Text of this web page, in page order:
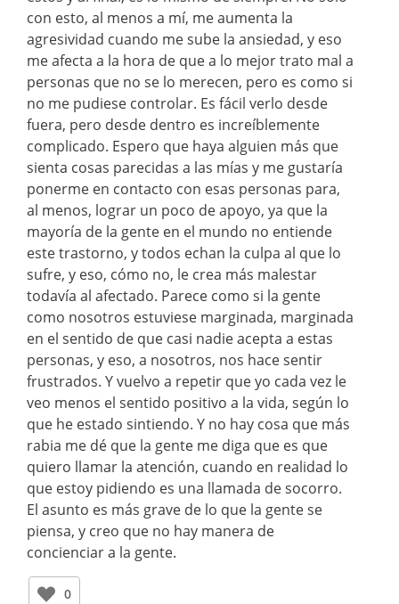
con esto, al menos a mí, me aumenta la
agresividad cuando me sube la ansiedad, y eso
me afecta a la hora de que a lo mejor trato mal a
personas que no se lo merecen, pero es como si
no me pudiese controlar. Es fácil verlo desde
fuera, pero desde dentro es increíblemente
complicado. Espero que haya alguien más que
sienta cosas parecidas a las mías y me gustaría
ponerme en contacto con esas personas para,
al menos, lograr un poco de apoyo, ya que la
mayoría de la gente en el mundo no entiende
este trastorno, y todos echan la culpa al que lo
sufre, y eso, cómo no, le crea más malestar
todavía al afectado. Parece como si la gente
como nosotros estuviese marginada, marginada
en el sentido de que casi nadie acepta a estas
personas, y eso, a nosotros, nos hace sentir
frustrados. Y vuelvo a repetir que yo cada vez le
veo menos el sentido positivo a la vida, según lo
que he estado sintiendo. Y no hay cosa que más
rabia me dé que la gente me diga que es que
quiero llamar la atención, cuando en realidad lo
que estoy pidiendo es una llamada de socorro.
El asunto es más grave de lo que la gente se
piensa, y creo que no hay manera de
concienciar a la gente.
0